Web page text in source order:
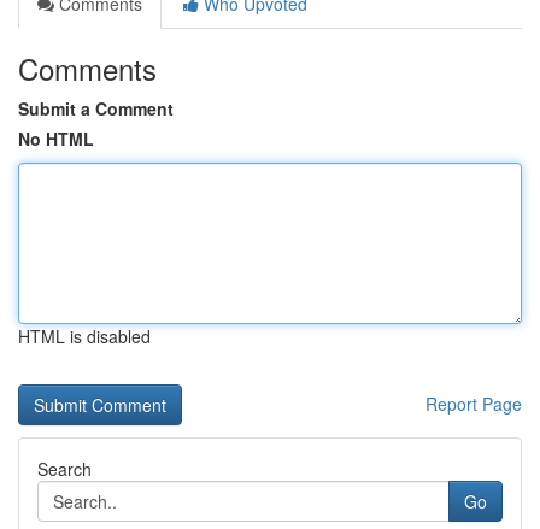
Comments
Submit a Comment
No HTML
HTML is disabled
Report Page
Search
Go